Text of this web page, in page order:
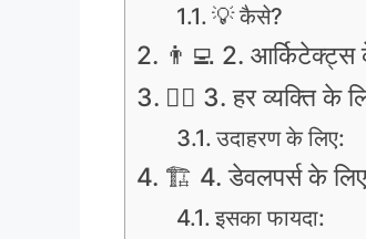
💡 कैसे?
👨‍💻 2. आर्किटेक्ट्स
🧍‍♀️ 3. हर व्यक्ति के
उदाहरण के लिए:
🏗️ 4. डेवलपर्स के
इसका फायदा: